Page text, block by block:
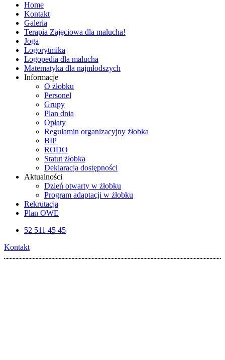
Home
Kontakt
Galeria
Terapia Zajęciowa dla malucha!
Joga
Logorytmika
Logopedia dla malucha
Matematyka dla najmłodszych
Informacje
O żłobku
Personel
Grupy
Plan dnia
Opłaty
Regulamin organizacyjny żłobka
BIP
RODO
Statut żłobka
Deklaracja dostępności
Aktualności
Dzień otwarty w żłobku
Program adaptacji w żłobku
Rekrutacja
Plan OWE
52 511 45 45
Kontakt